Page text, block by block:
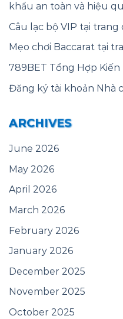
khẩu an toàn và hiệu
Câu lạc bộ VIP tại trang
Mẹo chơi Baccarat tại
789BET Tổng Hợp Kiến
Đăng ký tài khoản Nhà
ARCHIVES
June 2026
May 2026
April 2026
March 2026
February 2026
January 2026
December 2025
November 2025
October 2025